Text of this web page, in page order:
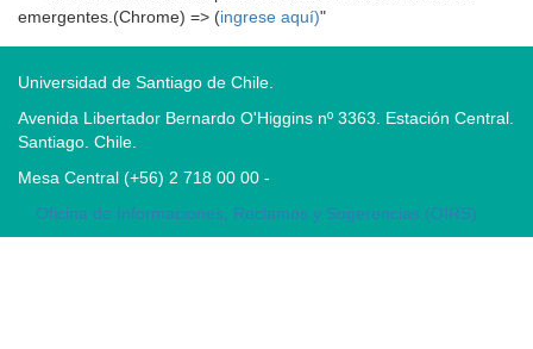
emergentes.(Chrome) => (ingrese aquí)"
Universidad de Santiago de Chile.
Avenida Libertador Bernardo O'Higgins nº 3363. Estación Central.
Santiago. Chile.
Mesa Central (+56) 2 718 00 00 -
Oficina de Informaciones, Reclamos y Sugerencias (OIRS)